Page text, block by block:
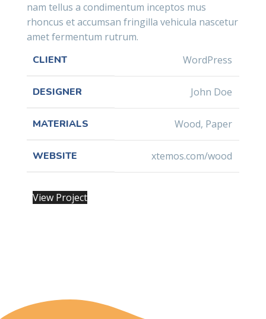
nam tellus a condimentum inceptos mus
rhoncus et accumsan fringilla vehicula nascetur
amet fermentum rutrum.
CLIENT
WordPress
DESIGNER John Doe
MATERIALS Wood, Paper
WEBSITE xtemos.com/wood
View Project